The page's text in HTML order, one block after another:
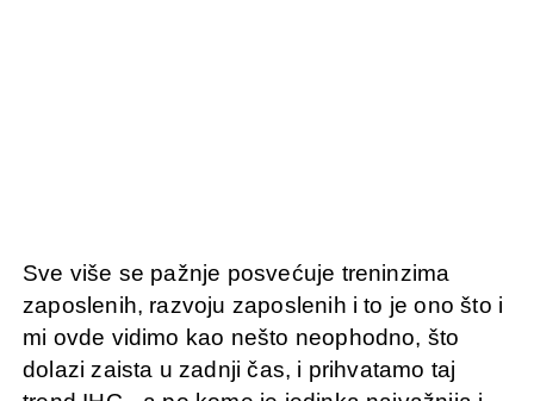
Sve više se pažnje posvećuje treninzima
zaposlenih, razvoju zaposlenih i to je ono što i
mi ovde vidimo kao nešto neophodno, što
dolazi zaista u zadnji čas, i prihvatamo taj